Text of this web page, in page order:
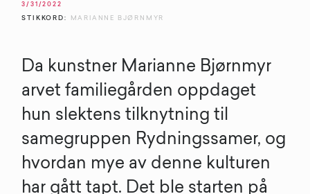
3/31/2022
STIKKORD: MARIANNE BJØRNMYR
Da kunstner Marianne Bjørnmyr
arvet familiegården oppdaget
hun slektens tilknytning til
samegruppen Rydningssamer, og
hvordan mye av denne kulturen
har gått tapt. Det ble starten på